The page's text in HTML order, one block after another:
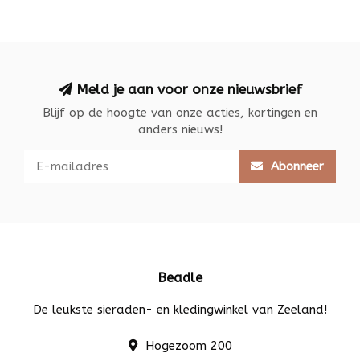
Meld je aan voor onze nieuwsbrief
Blijf op de hoogte van onze acties, kortingen en
anders nieuws!
Abonneer
Beadle
De leukste sieraden- en kledingwinkel van Zeeland!
Hogezoom 200